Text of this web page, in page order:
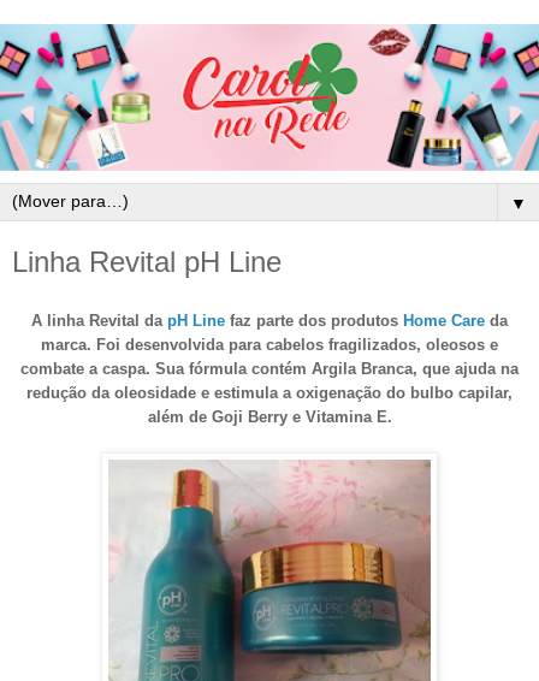
▼
Linha Revital pH Line
A linha Revital da pH Line faz parte dos produtos Home Care da
marca. Foi desenvolvida para cabelos fragilizados, oleosos e
combate a caspa. Sua fórmula contém Argila Branca, que ajuda na
redução da oleosidade e estimula a oxigenação do bulbo capilar,
além de Goji Berry e Vitamina E.